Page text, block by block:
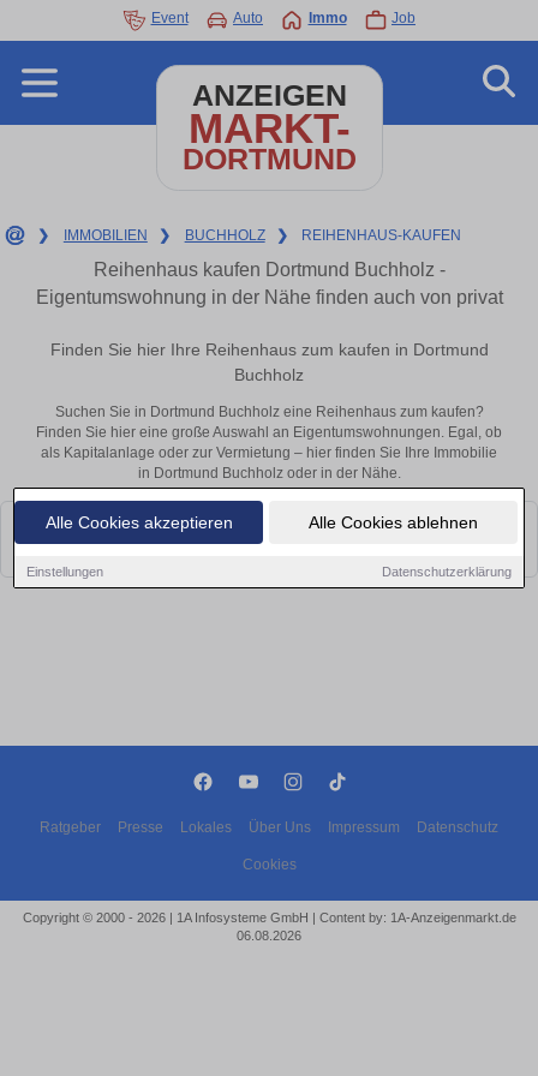
Alle Cookies akzeptieren Alle Cookies ablehnen
Einstellungen Datenschutzerklärung
Event Auto Immo Job
ANZEIGEN
MARKT-
DORTMUND
❯ IMMOBILIEN ❯ BUCHHOLZ ❯ REIHENHAUS-KAUFEN
Reihenhaus kaufen Dortmund Buchholz -
Eigentumswohnung in der Nähe finden auch von privat
Finden Sie hier Ihre Reihenhaus zum kaufen in Dortmund
Buchholz
Suchen Sie in Dortmund Buchholz eine Reihenhaus zum kaufen?
Finden Sie hier eine große Auswahl an Eigentumswohnungen. Egal, ob
als Kapitalanlage oder zur Vermietung – hier finden Sie Ihre Immobilie
in Dortmund Buchholz oder in der Nähe.
Leider konnten wir derzeit keine passenden Objekte finden. Schauen Sie
bald wieder vorbei!
Ratgeber Presse Lokales Über Uns Impressum Datenschutz
Cookies
Copyright © 2000 - 2026 | 1A Infosysteme GmbH | Content by: 1A-Anzeigenmarkt.de
06.08.2026